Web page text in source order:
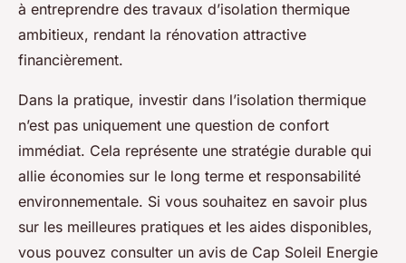
à entreprendre des travaux d’isolation thermique
ambitieux, rendant la rénovation attractive
financièrement.
Dans la pratique, investir dans l’isolation thermique
n’est pas uniquement une question de confort
immédiat. Cela représente une stratégie durable qui
allie économies sur le long terme et responsabilité
environnementale. Si vous souhaitez en savoir plus
sur les meilleures pratiques et les aides disponibles,
vous pouvez consulter un avis de Cap Soleil Energie